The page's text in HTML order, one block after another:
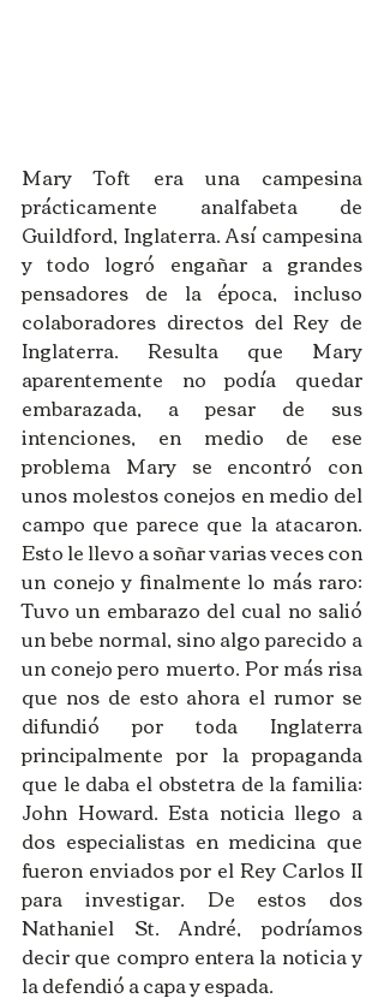
Mary Toft era una campesina
prácticamente analfabeta de
Guildford, Inglaterra. Así campesina
y todo logró engañar a grandes
pensadores de la época, incluso
colaboradores directos del Rey de
Inglaterra. Resulta que Mary
aparentemente no podía quedar
embarazada, a pesar de sus
intenciones, en medio de ese
problema Mary se encontró con
unos molestos conejos en medio del
campo que parece que la atacaron.
Esto le llevo a soñar varias veces con
un conejo y finalmente lo más raro:
Tuvo un embarazo del cual no salió
un bebe normal, sino algo parecido a
un conejo pero muerto. Por más risa
que nos de esto ahora el rumor se
difundió por toda Inglaterra
principalmente por la propaganda
que le daba el obstetra de la familia:
John Howard. Esta noticia llego a
dos especialistas en medicina que
fueron enviados por el Rey Carlos II
para investigar. De estos dos
Nathaniel St. André, podríamos
decir que compro entera la noticia y
la defendió a capa y espada.